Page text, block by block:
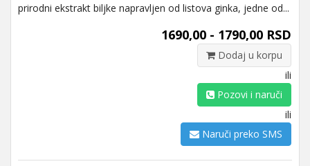
prirodni ekstrakt biljke napravljen od listova ginka, jedne od...
1690,00 - 1790,00 RSD
Dodaj u korpu
ili
Pozovi i naruči
ili
Naruči preko SMS